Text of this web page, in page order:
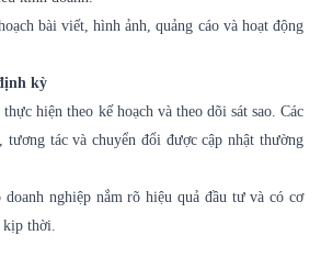
bài viết, hình ảnh, quảng cáo và hoạt động
kỳ
hiện theo kế hoạch và theo dõi sát sao. Các
tác và chuyển đổi được cập nhật thường
doanh nghiệp nắm rõ hiệu quả đầu tư và có cơ
kịp thời.